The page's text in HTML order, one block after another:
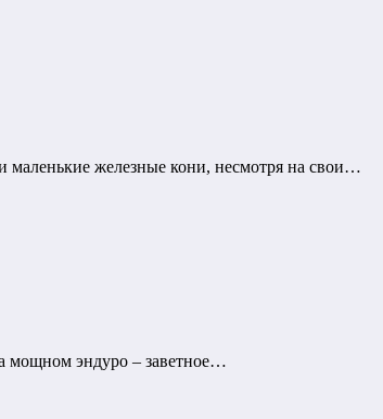
железные кони, несмотря на свои…
мощном эндуро – заветное…